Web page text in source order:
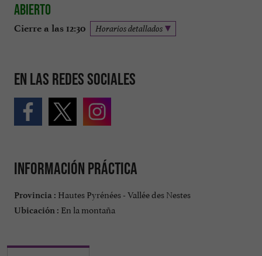
Abierto
Cierre a las 12:30 Horarios detallados
En las redes sociales
Información práctica
Provincia : Hautes Pyrénées - Vallée des Nestes
Ubicación : En la montaña